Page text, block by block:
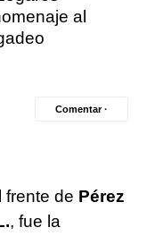
al
Comentar ·
frente de Pérez
, fue la